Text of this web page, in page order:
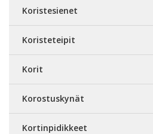
Koristesienet
Koristeteipit
Korit
Korostuskynät
Kortinpidikkeet